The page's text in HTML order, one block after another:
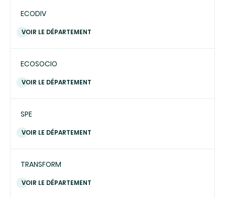
ECODIV
VOIR LE DÉPARTEMENT
ECOSOCIO
VOIR LE DÉPARTEMENT
SPE
VOIR LE DÉPARTEMENT
TRANSFORM
VOIR LE DÉPARTEMENT